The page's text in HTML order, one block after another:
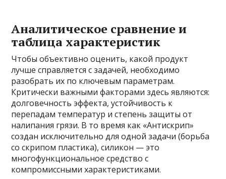
Аналитическое сравнение и
таблица характеристик
Чтобы объективно оценить, какой продукт
лучше справляется с задачей, необходимо
разобрать их по ключевым параметрам.
Критически важными факторами здесь являются:
долговечность эффекта, устойчивость к
перепадам температур и степень защиты от
налипания грязи. В то время как «Антискрип»
создан исключительно для одной задачи (борьба
со скрипом пластика), силикон — это
многофункциональное средство с
компромиссными характеристиками.